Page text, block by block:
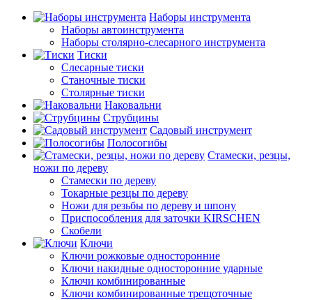
Наборы инструмента
Наборы автоинструмента
Наборы столярно-слесарного инструмента
Тиски
Слесарные тиски
Станочные тиски
Столярные тиски
Наковальни
Струбцины
Садовый инструмент
Полосогибы
Стамески, резцы,
ножи по дереву
Стамески по дереву
Токарные резцы по дереву
Ножи для резьбы по дереву и шпону
Приспособления для заточки KIRSCHEN
Скобели
Ключи
Ключи рожковые односторонние
Ключи накидные односторонние ударные
Ключи комбинированные
Ключи комбинированные трещоточные